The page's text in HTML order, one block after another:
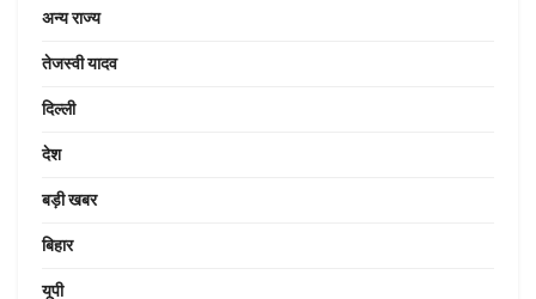
अन्य राज्य
तेजस्वी यादव
दिल्ली
देश
बड़ी खबर
बिहार
यूपी